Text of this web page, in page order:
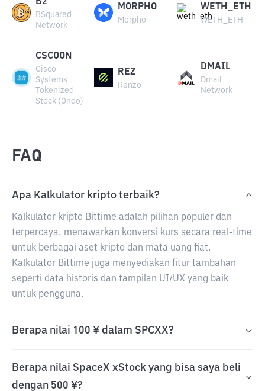
BSquared
Network
MORPHO
Morpho
WETH_ETH
WETH_ETH
CSCOON
Cisco
Systems
Tokenized
Stock (Ondo)
REZ
Renzo
DMAIL
Dmail
Network
FAQ
Apa Kalkulator kripto terbaik?
Kalkulator kripto Bittime adalah pilihan populer dan
terpercaya, menawarkan konversi kurs secara real-time
untuk berbagai aset kripto dan mata uang fiat.
Kalkulator Bittime juga menyediakan fitur tambahan
seperti data historis dan tampilan UI/UX yang baik
untuk pengguna.
Berapa nilai 100 ¥ dalam SPCXX?
Berapa nilai SpaceX xStock yang bisa saya beli
dengan 500 ¥?